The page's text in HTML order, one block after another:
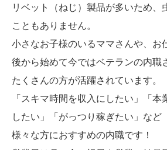
リベット（ねじ）製品が多いため、
こともありません。
小さなお子様のいるママさんや、お
後から始めて今ではベテランの内職
たくさんの方が活躍されています。
「スキマ時間を収入にしたい」「
したい」「がっつり稼ぎたい」など
様々な方におすすめの内職です！